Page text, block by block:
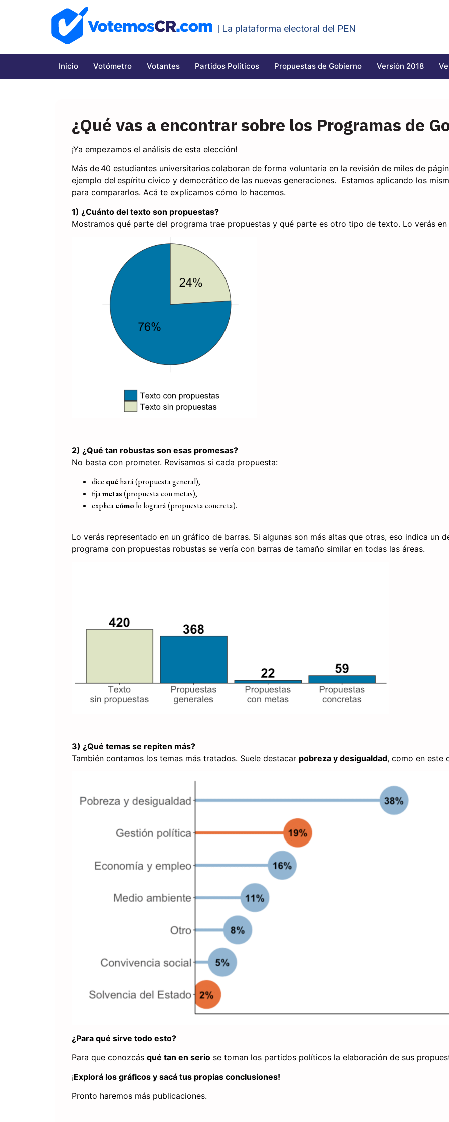
| La plataforma electoral del PEN
Inicio Votómetro Votantes Partidos Políticos Propuestas de Gobierno Versión 2018
¿Qué vas a encontrar sobre los Programas de
¡Ya empezamos el análisis de esta elección!
Más de 40 estudiantes universitarioscolaboran de forma voluntaria en la revisión de miles de
ejemplo del espíritu cívico y democrático de las nuevas generaciones. Estamos aplicando los
para compararlos. Acá te explicamos cómo lo hacemos.
1) ¿Cuánto del texto son propuestas?
Mostramos qué parte del programa trae propuestas y qué parte es otro tipo de texto. Lo verás
2) ¿Qué tan robustas son esas promesas?
No basta con prometer. Revisamos si cada propuesta:
dice quéhará (propuesta general),
fijametas(propuesta con metas),
explicacómolo logrará (propuesta concreta).
Lo verás representado en un gráfico de barras. Si algunas son más altas que otras, eso indica un
programa con propuestas robustas se vería con barras de tamaño similar en todas las áreas.
3) ¿Qué temas se repiten más?
También contamos los temas más tratados. Suele destacar pobreza y desigualdad, como en este
¿Para qué sirve todo esto?
Para que conozcás qué tan en seriose toman los partidos políticos la elaboración de sus
¡Explorá los gráficos y sacá tus propias conclusiones!
Pronto haremos más publicaciones.